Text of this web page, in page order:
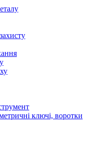
ключі, воротки